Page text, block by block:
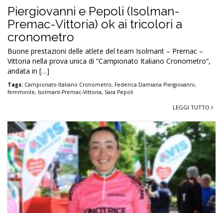
Piergiovanni e Pepoli (Isolman-
Premac-Vittoria) ok ai tricolori a
cronometro
Buone prestazioni delle atlete del team Isolmant – Premac –
Vittoria nella prova unica di “Campionato Italiano Cronometro”,
andata in […]
Tags: Campionato Italiano Cronometro, Federica Damiana Piergiovanni,
femminile, Isolmant-Premac-Vittoria, Sara Pepoli
LEGGI TUTTO